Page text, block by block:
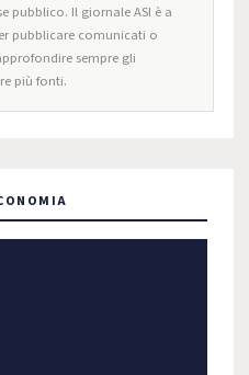
pubblico. Il giornale ASI è a
pubblicare comunicati o
sempre gli
più fonti.